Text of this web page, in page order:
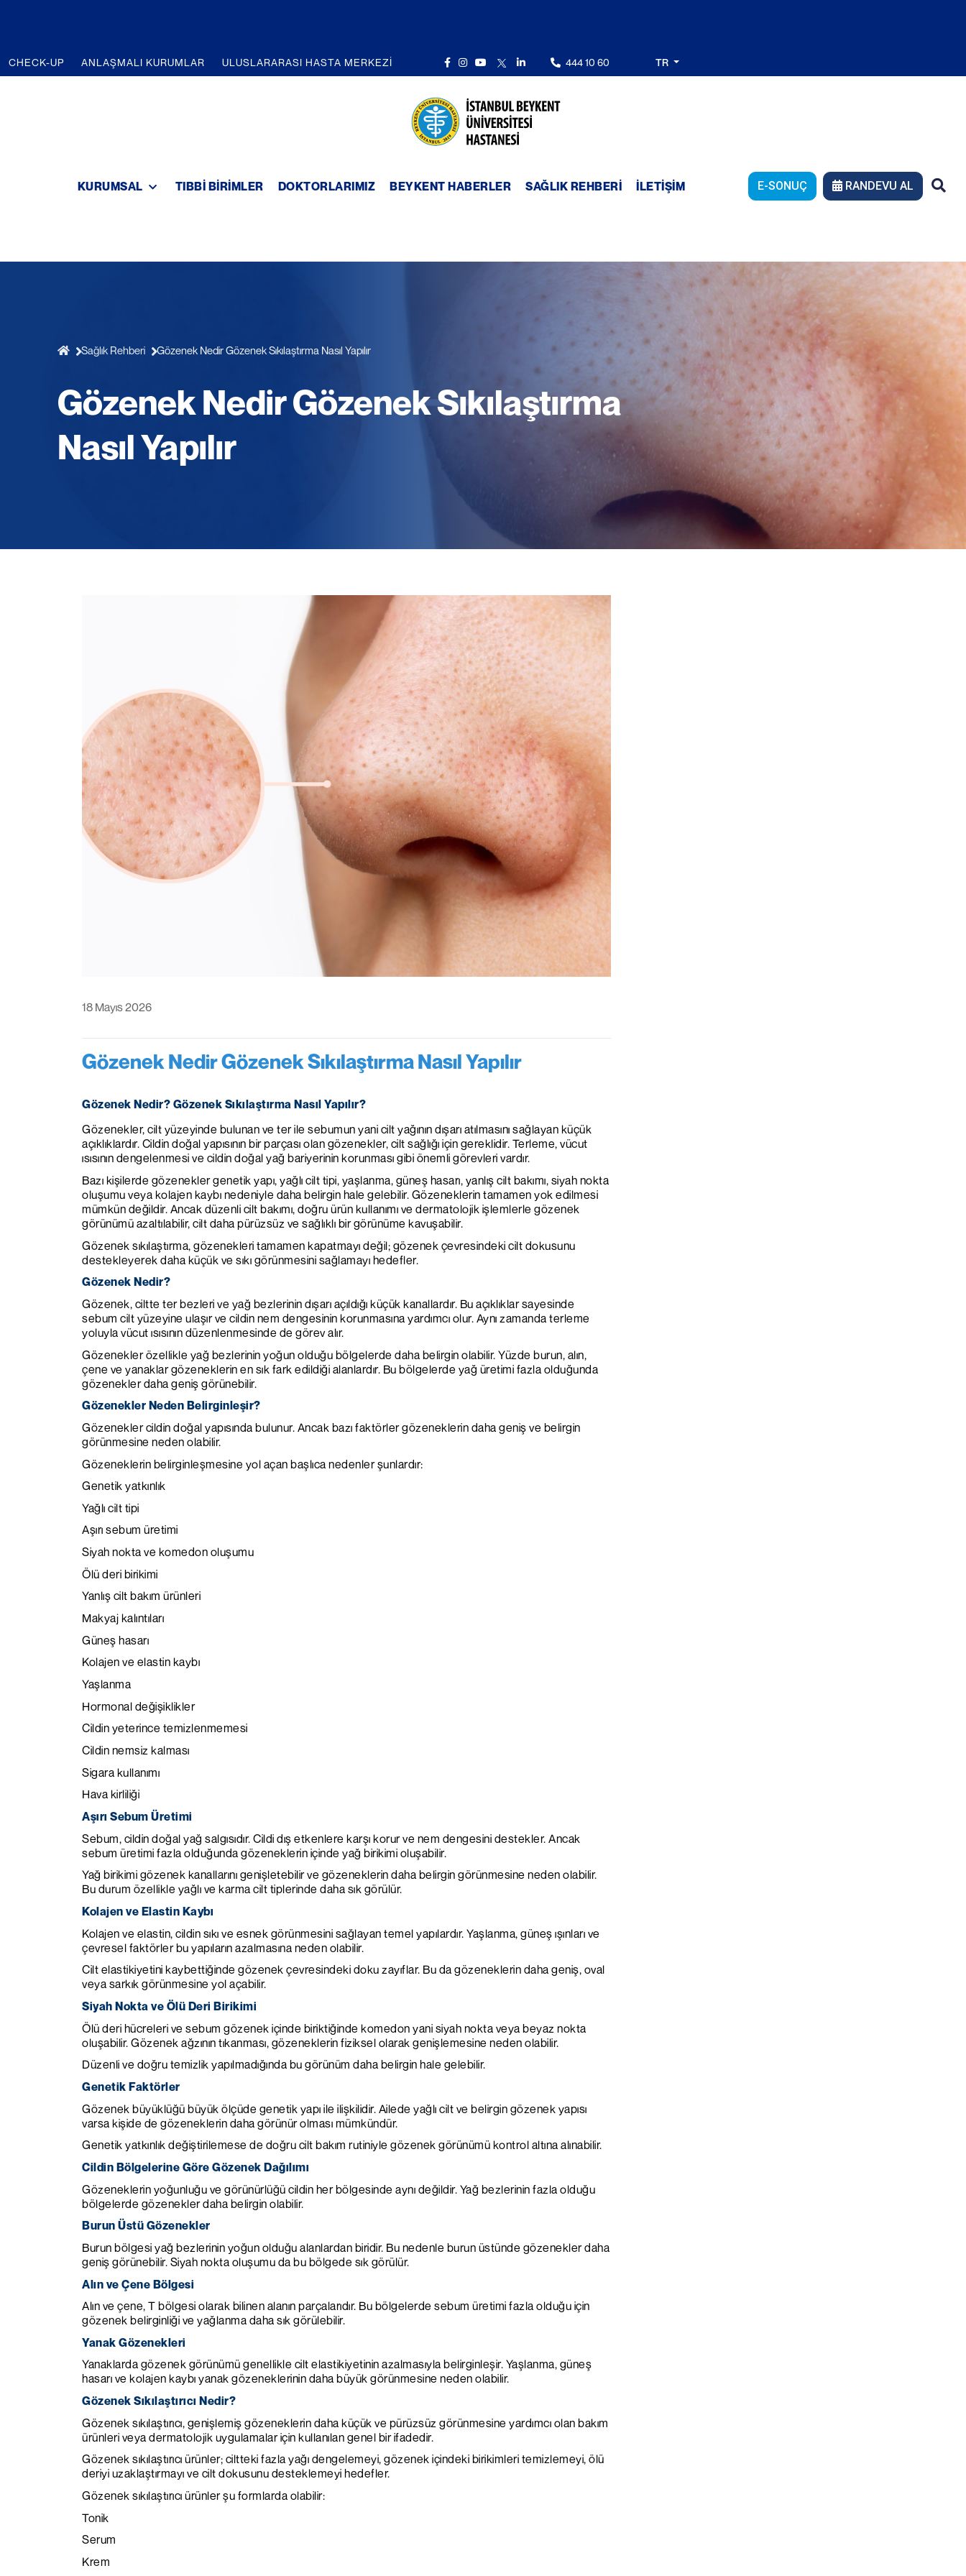
CHECK-UP ANLAŞMALI KURUMLAR ULUSLARARASI HASTA MERKEZİ 444 10 60 TR
KURUMSAL TIBBI BIRIMLER DOKTORLARIMIZ BEYKENT HABERLER SAĞLIK REHBERI İLETIŞIM E-SONUÇ RANDEVU AL
Sağlık Rehberi Gözenek Nedir Gözenek Sıkılaştırma Nasıl Yapılır
Gözenek Nedir Gözenek Sıkılaştırma
Nasıl Yapılır
18 Mayıs 2026
Gözenek Nedir Gözenek Sıkılaştırma Nasıl Yapılır
Gözenek Nedir? Gözenek Sıkılaştırma Nasıl Yapılır?
Gözenekler, cilt yüzeyinde bulunan ve ter ile sebumun yani cilt yağının dışarı atılmasını sağlayan küçük
açıklıklardır. Cildin doğal yapısının bir parçası olan gözenekler, cilt sağlığı için gereklidir. Terleme, vücut
ısısının dengelenmesi ve cildin doğal yağ bariyerinin korunması gibi önemli görevleri vardır.
Bazı kişilerde gözenekler genetik yapı, yağlı cilt tipi, yaşlanma, güneş hasarı, yanlış cilt bakımı, siyah nokta
oluşumu veya kolajen kaybı nedeniyle daha belirgin hale gelebilir. Gözeneklerin tamamen yok edilmesi
mümkün değildir. Ancak düzenli cilt bakımı, doğru ürün kullanımı ve dermatolojik işlemlerle gözenek
görünümü azaltılabilir, cilt daha pürüzsüz ve sağlıklı bir görünüme kavuşabilir.
Gözenek sıkılaştırma, gözenekleri tamamen kapatmayı değil; gözenek çevresindeki cilt dokusunu
destekleyerek daha küçük ve sıkı görünmesini sağlamayı hedefler.
Gözenek Nedir?
Gözenek, ciltte ter bezleri ve yağ bezlerinin dışarı açıldığı küçük kanallardır. Bu açıklıklar sayesinde
sebum cilt yüzeyine ulaşır ve cildin nem dengesinin korunmasına yardımcı olur. Aynı zamanda terleme
yoluyla vücut ısısının düzenlenmesinde de görev alır.
Gözenekler özellikle yağ bezlerinin yoğun olduğu bölgelerde daha belirgin olabilir. Yüzde burun, alın,
çene ve yanaklar gözeneklerin en sık fark edildiği alanlardır. Bu bölgelerde yağ üretimi fazla olduğunda
gözenekler daha geniş görünebilir.
Gözenekler Neden Belirginleşir?
Gözenekler cildin doğal yapısında bulunur. Ancak bazı faktörler gözeneklerin daha geniş ve belirgin
görünmesine neden olabilir.
Gözeneklerin belirginleşmesine yol açan başlıca nedenler şunlardır:
Genetik yatkınlık
Yağlı cilt tipi
Aşırı sebum üretimi
Siyah nokta ve komedon oluşumu
Ölü deri birikimi
Yanlış cilt bakım ürünleri
Makyaj kalıntıları
Güneş hasarı
Kolajen ve elastin kaybı
Yaşlanma
Hormonal değişiklikler
Cildin yeterince temizlenmemesi
Cildin nemsiz kalması
Sigara kullanımı
Hava kirliliği
Aşırı Sebum Üretimi
Sebum, cildin doğal yağ salgısıdır. Cildi dış etkenlere karşı korur ve nem dengesini destekler. Ancak
sebum üretimi fazla olduğunda gözeneklerin içinde yağ birikimi oluşabilir.
Yağ birikimi gözenek kanallarını genişletebilir ve gözeneklerin daha belirgin görünmesine neden olabilir.
Bu durum özellikle yağlı ve karma cilt tiplerinde daha sık görülür.
Kolajen ve Elastin Kaybı
Kolajen ve elastin, cildin sıkı ve esnek görünmesini sağlayan temel yapılardır. Yaşlanma, güneş ışınları ve
çevresel faktörler bu yapıların azalmasına neden olabilir.
Cilt elastikiyetini kaybettiğinde gözenek çevresindeki doku zayıflar. Bu da gözeneklerin daha geniş, oval
veya sarkık görünmesine yol açabilir.
Siyah Nokta ve Ölü Deri Birikimi
Ölü deri hücreleri ve sebum gözenek içinde biriktiğinde komedon yani siyah nokta veya beyaz nokta
oluşabilir. Gözenek ağzının tıkanması, gözeneklerin fiziksel olarak genişlemesine neden olabilir.
Düzenli ve doğru temizlik yapılmadığında bu görünüm daha belirgin hale gelebilir.
Genetik Faktörler
Gözenek büyüklüğü büyük ölçüde genetik yapı ile ilişkilidir. Ailede yağlı cilt ve belirgin gözenek yapısı
varsa kişide de gözeneklerin daha görünür olması mümkündür.
Genetik yatkınlık değiştirilemese de doğru cilt bakım rutiniyle gözenek görünümü kontrol altına alınabilir.
Cildin Bölgelerine Göre Gözenek Dağılımı
Gözeneklerin yoğunluğu ve görünürlüğü cildin her bölgesinde aynı değildir. Yağ bezlerinin fazla olduğu
bölgelerde gözenekler daha belirgin olabilir.
Burun Üstü Gözenekler
Burun bölgesi yağ bezlerinin yoğun olduğu alanlardan biridir. Bu nedenle burun üstünde gözenekler daha
geniş görünebilir. Siyah nokta oluşumu da bu bölgede sık görülür.
Alın ve Çene Bölgesi
Alın ve çene, T bölgesi olarak bilinen alanın parçalarıdır. Bu bölgelerde sebum üretimi fazla olduğu için
gözenek belirginliği ve yağlanma daha sık görülebilir.
Yanak Gözenekleri
Yanaklarda gözenek görünümü genellikle cilt elastikiyetinin azalmasıyla belirginleşir. Yaşlanma, güneş
hasarı ve kolajen kaybı yanak gözeneklerinin daha büyük görünmesine neden olabilir.
Gözenek Sıkılaştırıcı Nedir?
Gözenek sıkılaştırıcı, genişlemiş gözeneklerin daha küçük ve pürüzsüz görünmesine yardımcı olan bakım
ürünleri veya dermatolojik uygulamalar için kullanılan genel bir ifadedir.
Gözenek sıkılaştırıcı ürünler; ciltteki fazla yağı dengelemeyi, gözenek içindeki birikimleri temizlemeyi, ölü
deriyi uzaklaştırmayı ve cilt dokusunu desteklemeyi hedefler.
Gözenek sıkılaştırıcı ürünler şu formlarda olabilir:
Tonik
Serum
Krem